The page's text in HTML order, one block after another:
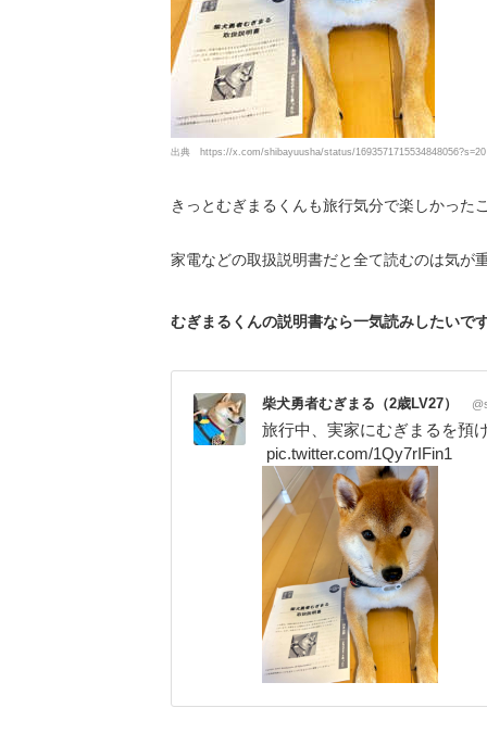
出典 https://x.com/shibayuusha/status/1693571715534848056?s=20
きっとむぎまるくんも旅行気分で楽しかった
家電などの取扱説明書だと全て読むのは気が
むぎまるくんの説明書なら一気読みしたいで
柴犬勇者むぎまる（2歳LV27）
旅行中、実家にむぎまるを
pic.twitter.com/1Qy7rIFin1